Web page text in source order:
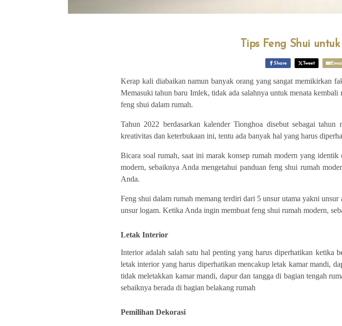
Tips Feng Shui
Share Tweet Email
Kerap kali diabaikan namun banyak orang yang sangat memikirkan
Memasuki tahun baru Imlek, tidak ada salahnya untuk menata
feng shui dalam rumah.
Tahun 2022 berdasarkan kalender Tionghoa disebut sebagai
kreativitas dan keterbukaan ini, tentu ada banyak hal yang harus
Bicara soal rumah, saat ini marak konsep rumah modern yang
modern, sebaiknya Anda mengetahui panduan feng shui rumah
Anda.
Feng shui dalam rumah memang terdiri dari 5 unsur utama yakni
unsur logam. Ketika Anda ingin membuat feng shui rumah modern,
Letak Interior
Interior adalah salah satu hal penting yang harus diperhatikan ketika
letak interior yang harus diperhatikan mencakup letak kamar mandi,
tidak meletakkan kamar mandi, dapur dan tangga di bagian tengah
sebaiknya berada di bagian belakang rumah
Pemilihan Dekorasi